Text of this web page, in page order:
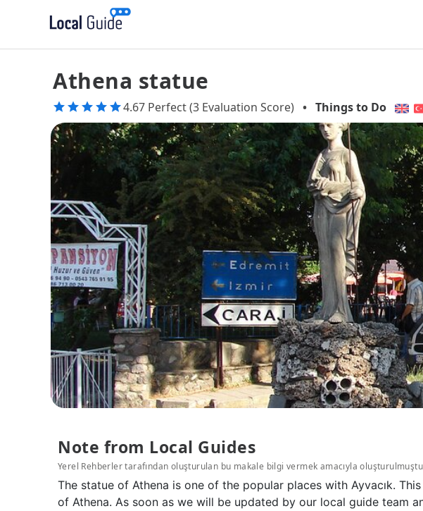
Athena statue
4.67 Perfect (3 Evaluation Score) • Things to Do
Note from Local Guides
Yerel Rehberler tarafından oluşturulan bu makale bilgi vermek amacıyla
The statue of Athena is one of the popular places with Ayvacık.
of Athena. As soon as we will be updated by our local guide team